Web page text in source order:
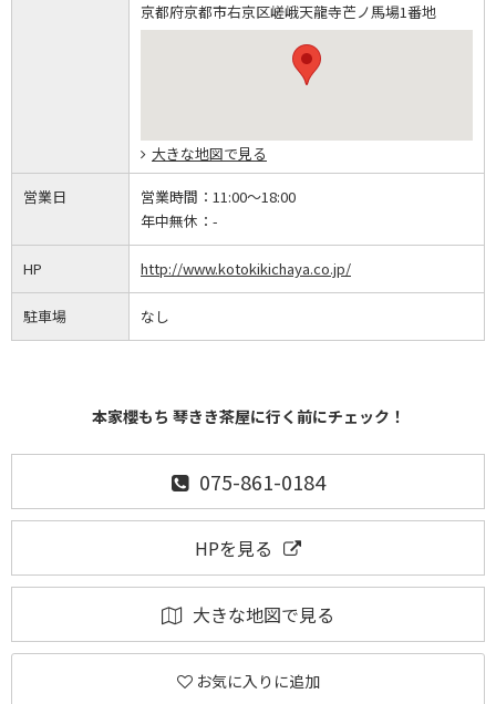
京都府京都市右京区嵯峨天龍寺芒ノ馬場1番地
大きな地図で見る
営業日 営業時間： 11:00～18:00
年中無休： -
HP http://www.kotokikichaya.co.jp/
駐車場 なし
本家櫻もち 琴きき茶屋に行く前にチェック！
075-861-0184
HPを見る
大きな地図で見る
お気に入りに追加